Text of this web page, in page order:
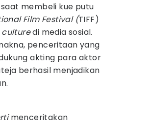
membeli kue putu
Film Festival (TIFF)
di media sosial.
penceritaan yang
akting para aktor
berhasil menjadikan
menceritakan